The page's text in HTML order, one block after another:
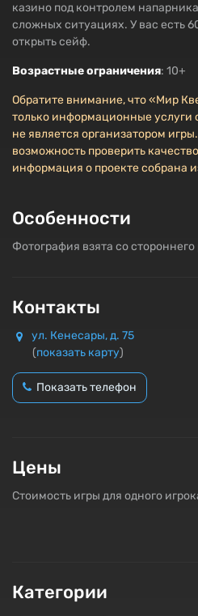
казино под контролем
сложных ситуациях. У вас есть
открыть сейф.
Возрастные ограничения: 10+
Обратите внимание, что «Мир
только информационные услуги
не является организатором
возможность проверить
информация о проекте собрана
Особенности
Фотография взята со стороннего
Контакты
ул. Кенесары, д. 75
(показать карту)
Показать телефон
Цены
Стоимость игры для одного
Категории